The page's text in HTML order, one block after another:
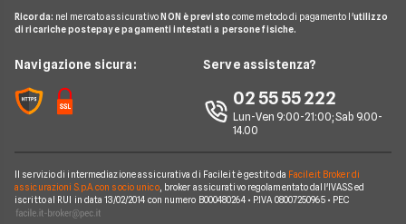
Noleggio Lungo Termine
News
Chi siamo
Perché scegliere Facile.it
Mappa del sito
Mutui Asta
Sostituzione Mutuo
Mutui Agevolati
Mutuo 100 per cento
BNL
ING
Poste Italiane
Credit Agricole
CheBanca!
Credem
Glossario Mutui
Notizie Mutui
Argomenti in evidenza Mutui
Calcolatore rata mutuo
Ricorda: nel mercato assicurativo NON è previsto come metodo di pagamento l'utilizzo
di ricariche postepay e pagamenti intestati a persone fisiche.
Navigazione sicura: Serve assistenza?
02 55 55 222
Lun-Ven 9:00-21:00; Sab 9.00-
14.00
Il servizio di intermediazione assicurativa di Facile.it è gestito da Facile.it Broker di
assicurazioni S.p.A. con socio unico, broker assicurativo regolamentato dall'IVASS ed
iscritto al RUI in data 13/02/2014 con numero B000480264 • P.IVA 08007250965 • PEC